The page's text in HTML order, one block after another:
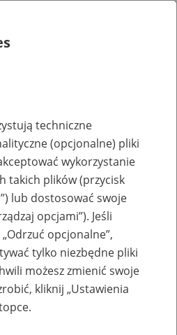
niezdolnych do
techniczne
(opcjonalne) pliki
wykorzystanie
takich plików (przycisk
lub dostosować swoje
opcjami”). Jeśli
opcjonalne”,
tylko niezbędne pliki
możesz zmienić swoje
kliknij „Ustawienia